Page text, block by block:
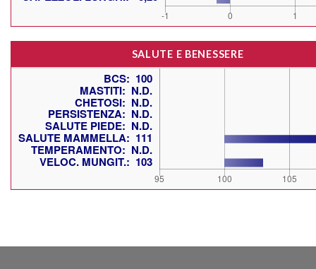
SALUTE E BENESSERE